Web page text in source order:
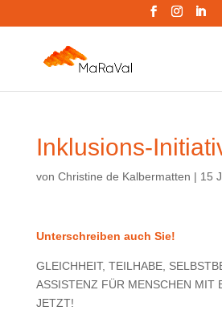
Inklusions-
von Christine de Kalbermatten | 15
Unterschreiben auch Sie!
GLEICHHEIT, TEILHABE,
ASSISTENZ FÜR MENSCHEN MIT
JETZT!